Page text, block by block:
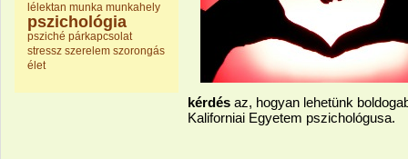
lélektan munka munkahely
pszichológia
psziché párkapcsolat
stressz szerelem szorongás
élet
kérdés az, hogyan lehetünk
Kaliforniai Egyetem pszichológusa.